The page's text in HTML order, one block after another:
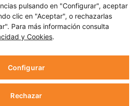
Campaña Redes
Sociales
Email Marketing
Campañas de
Publicidad en
Radio
Publicidad en
pulsando en "Configurar", aceptar
clic en "Aceptar", o rechazarlas
Para más información consulta
y Cookies.
Configurar
Rechazar
Aviso Legal